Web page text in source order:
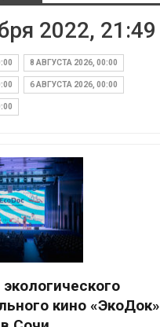
2022, 21:49
8 АВГУСТА 2026, 00:00
6 АВГУСТА 2026, 00:00
кино «ЭкоДок»